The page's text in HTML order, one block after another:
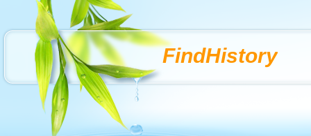
FindHistory